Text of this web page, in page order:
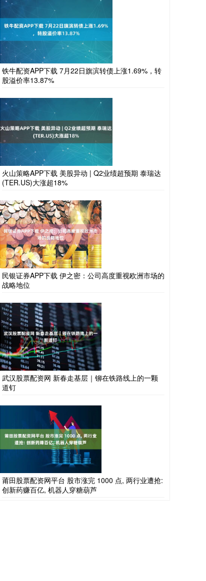
铁牛配资APP下载 7月22日旗滨转债上涨1.69%，转
股溢价率13.87%
火山策略APP下载 美股异动 | Q2业绩超预期 泰瑞达
(TER.US)大涨超18%
民银证券APP下载 伊之密：公司高度重视欧洲市场的
战略地位
武汉股票配资网 新春走基层｜铆在铁路线上的一颗
道钉
莆田股票配资网平台 股市涨完 1000 点, 两行业遭抢:
创新药赚百亿, 机器人穿糖葫芦